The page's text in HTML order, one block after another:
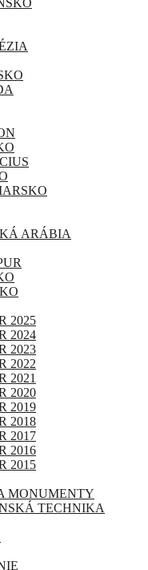
ARÁBIA
2025
2024
2023
2022
2021
2020
2019
2018
2017
2016
2015
MONUMENTY
TECHNIKA